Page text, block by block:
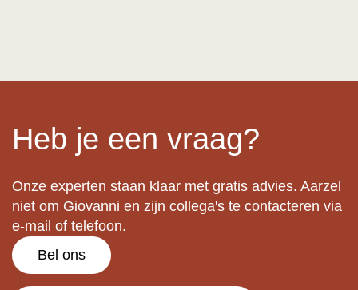
Heb je een vraag?
Onze experten staan klaar met gratis advies. Aarzel
niet om Giovanni en zijn collega's te contacteren via
e-mail of telefoon.
Bel ons